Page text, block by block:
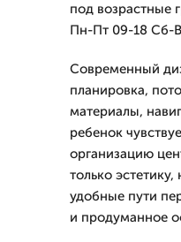
под возрастные
Пн-Пт 09-18 Сб-
Современный
планировка,
материалы,
ребенок
организацию
только
удобные пути
и продуманное